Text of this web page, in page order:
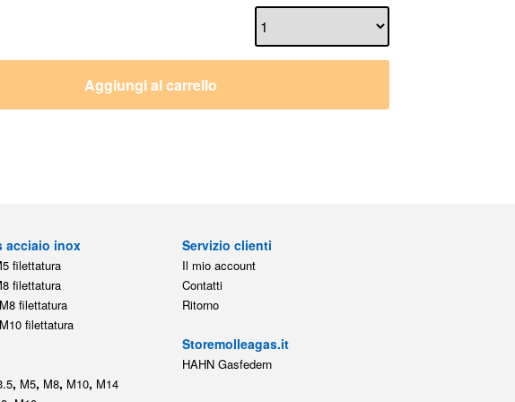
Aggiungi al carrello
acciaio inox
filettatura
filettatura
filettatura
filettatura
, M5, M8, M10, M14
Servizio clienti
Il mio account
Contatti
Ritorno
Storemolleagas.it
HAHN Gasfedern